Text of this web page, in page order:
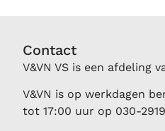
Contact
V&VN VS is een afdeling
V&VN is op werkdagen
tot 17:00 uur op 030-